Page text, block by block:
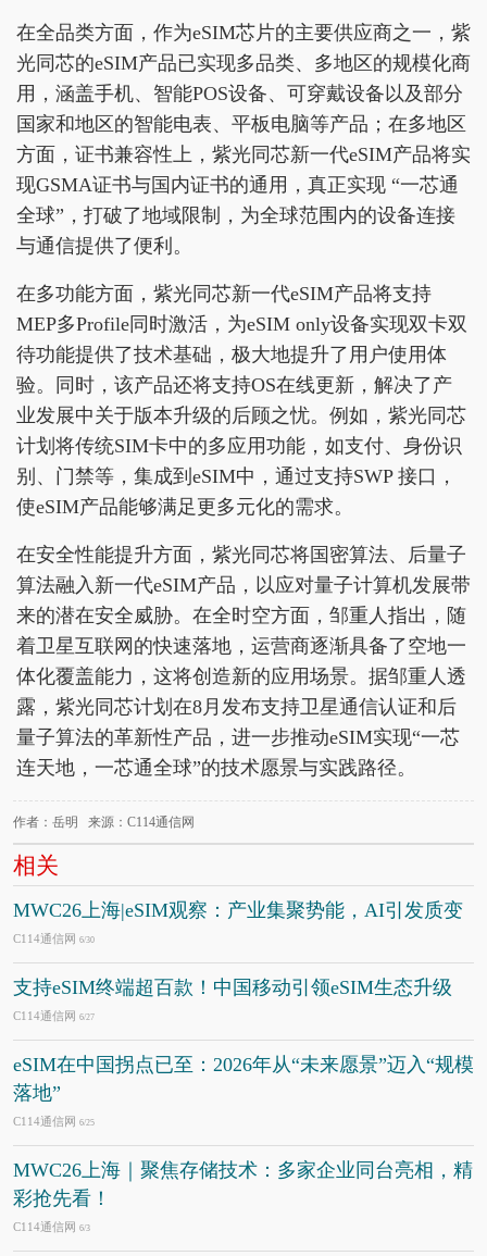
在全品类方面，作为eSIM芯片的主要供应商之一，紫
光同芯的eSIM产品已实现多品类、多地区的规模化商
用，涵盖手机、智能POS设备、可穿戴设备以及部分
国家和地区的智能电表、平板电脑等产品；在多地区
方面，证书兼容性上，紫光同芯新一代eSIM产品将实
现GSMA证书与国内证书的通用，真正实现 “一芯通
全球”，打破了地域限制，为全球范围内的设备连接
与通信提供了便利。
在多功能方面，紫光同芯新一代eSIM产品将支持
MEP多Profile同时激活，为eSIM only设备实现双卡双
待功能提供了技术基础，极大地提升了用户使用体
验。同时，该产品还将支持OS在线更新，解决了产
业发展中关于版本升级的后顾之忧。例如，紫光同芯
计划将传统SIM卡中的多应用功能，如支付、身份识
别、门禁等，集成到eSIM中，通过支持SWP 接口，
使eSIM产品能够满足更多元化的需求。
在安全性能提升方面，紫光同芯将国密算法、后量子
算法融入新一代eSIM产品，以应对量子计算机发展带
来的潜在安全威胁。在全时空方面，邹重人指出，随
着卫星互联网的快速落地，运营商逐渐具备了空地一
体化覆盖能力，这将创造新的应用场景。据邹重人透
露，紫光同芯计划在8月发布支持卫星通信认证和后
量子算法的革新性产品，进一步推动eSIM实现“一芯
连天地，一芯通全球”的技术愿景与实践路径。
作者：岳明 来源：C114通信网
相关
MWC26上海|eSIM观察：产业集聚势能，AI引发质变
C114通信网 6/30
支持eSIM终端超百款！中国移动引领eSIM生态升级
C114通信网 6/27
eSIM在中国拐点已至：2026年从“未来愿景”迈入“规模
落地”
C114通信网 6/25
MWC26上海｜聚焦存储技术：多家企业同台亮相，精
彩抢先看！
C114通信网 6/3